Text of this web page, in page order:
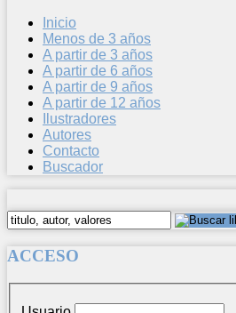
Inicio
Menos de 3 años
A partir de 3 años
A partir de 6 años
A partir de 9 años
A partir de 12 años
Ilustradores
Autores
Contacto
Buscador
ACCESO